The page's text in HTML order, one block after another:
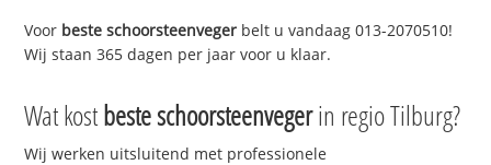
Voor beste schoorsteenveger belt u vandaag 013-2070510!
Wij staan 365 dagen per jaar voor u klaar.
Wat kostbeste schoorsteenvegerin regio Tilburg?
Wij werken uitsluitend met professionele